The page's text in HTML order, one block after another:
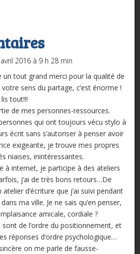
2016 à 9 h 28 min
un tout grand merci pour la qualité de
sens du partage, c’est énorme !
tout!!!
de mes personnes-ressources.
qui ont toujours vécu stylo à
écrit sans s’autoriser à penser avoir
exigeante, je trouve mes propres
niaises, inintéressantes.
à internet, je participe à des ateliers
j’ai de très bons retours…De
d’écriture que j’ai suivi pendant
ma ville. Je ne sais qu’en penser,
amicale, cordiale ?
de l’ordre du positionnement, et
réponses d’ordre psychologique…
on me parle de fausse-